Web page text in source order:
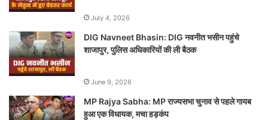
July 4, 2026
DIG Navneet Bhasin: DIG नवनीत भसीन पहुंचे
शाजापुर, पुलिस अधिकारियों की ली बैठक
June 9, 2026
MP Rajya Sabha: MP राज्यसभा चुनाव से पहले गायब
हुआ एक विधायक, मचा हड़कंप